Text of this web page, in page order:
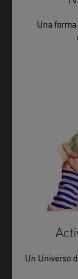
Una
Un Universo